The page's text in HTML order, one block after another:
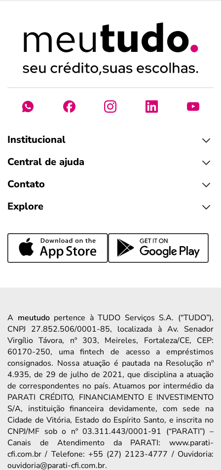
Institucional
Central de ajuda
Contato
Explore
A meutudopertence à TUDO Serviços S.A. (“TUDO”),
CNPJ 27.852.506/0001-85, localizada à Av. Senador
Virgílio Távora, nº 303, Meireles, Fortaleza/CE, CEP:
60170-250, uma fintech de acesso a empréstimos
consignados. Nossa atuação é pautada na Resolução nº
4.935, de 29 de julho de 2021, que disciplina a atuação
de correspondentes no país. Atuamos por intermédio da
PARATI CRÉDITO, FINANCIAMENTO E INVESTIMENTO
S/A, instituição financeira devidamente, com sede na
Cidade de Vitória, Estado do Espírito Santo, e inscrita no
CNPJ/MF sob o nº 03.311.443/0001-91 (“PARATI”) –
Canais de Atendimento da PARATI: www.parati-
cfi.com.br / Telefone: +55 (27) 2123-4777 / Ouvidoria:
ouvidoria@parati-cfi.com.br.